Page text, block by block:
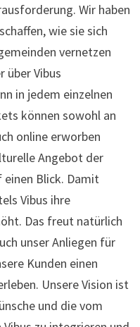
Wir haben
wie sie sich
vernetzen
über Vibus
in jedem einzelnen
können sowohl an
online erworben
Angebot der
Blick. Damit
Vibus ihre
Das freut natürlich
unser Anliegen für
Kunden einen
Unsere Vision ist
und die vom